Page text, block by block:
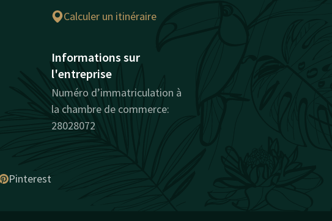
Calculer un itinéraire
Informations sur
l'entreprise
Numéro d’immatriculation à
la chambre de commerce:
28028072
Pinterest